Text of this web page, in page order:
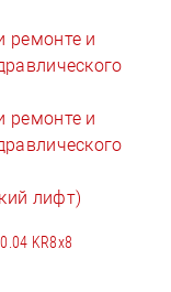
ремонте и
ремонте и
лифт)
KR8x8